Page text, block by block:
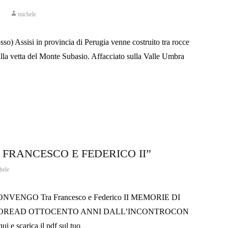
michele
Assisi in provincia di Perugia venne costruito tra rocce
vetta del Monte Subasio. Affacciato sulla Valle Umbra
E FEDERICO II”
Tra Francesco e Federico II MEMORIE DI
OTTOCENTO ANNI DALL’INCONTROCON
e scarica il pdf sul tuo